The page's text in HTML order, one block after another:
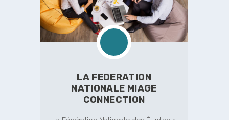
LA FEDERATION
NATIONALE MIAGE
CONNECTION